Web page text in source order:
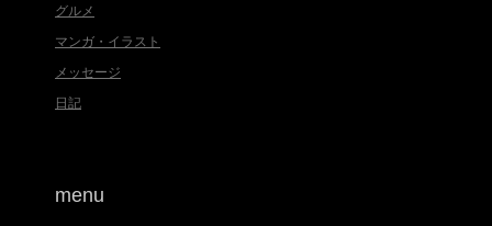
グルメ
マンガ・イラスト
メッセージ
日記
menu